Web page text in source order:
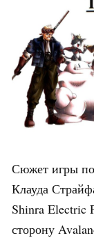
Сюжет игры
Клауда
Shinra Electric
сторону